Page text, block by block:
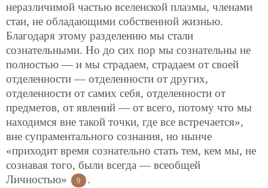
неразличимой частью вселенской плазмы, членами
стаи, не обладающими собственной жизнью.
Благодаря этому разделению мы стали
сознательными. Но до сих пор мы сознательны не
полностью — и мы страдаем, страдаем от своей
отделенности — отделенности от других,
отделенности от самих себя, отделенности от
предметов, от явлений — от всего, потому что мы
находимся вне такой точки, где все встречается»,
вне супраментального сознания, но нынче
«приходит время сознательно стать тем, кем мы, не
сознавая того, были всегда — всеобщей
Личностью»
9 .